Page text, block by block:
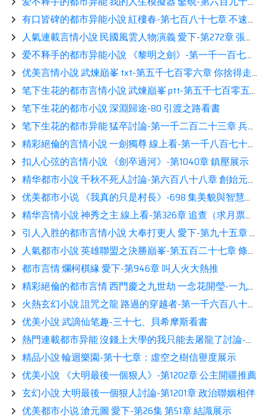
有口皆碑的都市异能小說 紅樓春-第七百八十七章 不速之客分享
人氣連載言情小說 民國風雲人物演義 愛下-第272章 張勳復辟閲讀
爱不释手的都市异能小說 《黎明之劍》-第一千一百七十一章 可疑的線索讀書
优美言情小說 武煉巔峯 txt-第五千七百零六章 你捨得走嗎（有個通知）鑒賞
笔下生花的都市言情小說 武煉巔峯 ptt-第五千七百零五章 你捨得走嗎分享
笔下生花的都市小說 深淵歸途-80 引渡之路看書
笔下生花的都市异能 猛卒討論-第一千二百二十三章 兵入洛陽推薦
精彩絕倫的言情小說 一劍獨尊 線上看-第一千八百七十四章：無敵的文明！鑒賞
扣人心弦的言情小說 《劍卒過河》-第1040章 鎮壓展示
精华都市小說 千秋不死人討論-第六百八十八章 創始元靈看書
优美都市小说 《我真的只是村長》-698 集美貌與智慧一體的狐狸精展示
精华言情小說 神秀之主 線上看-第326章 追查（求月票）展示
引人入胜的都市言情小說 大奉打更人 愛下-第九十五章 快去西天請如來佛祖
人氣都市小說 英雄聯盟之決勝巔峯-第五百二十七章 條件隨便她開讀書
都市言情 爛柯棋緣 愛下-第946章 叫人火大熱推
精彩絕倫的都市言情 西門慶之九世劫 一念花開瑩-一九四 鍵盤俠之神恢復，一石激起千層浪讀書
火熱玄幻小說 詛咒之龍 路過的穿越者-第一千六百八十三章 貪婪的代價？看書
优美小說 武謫仙笔趣-三十七、貝希摩斯看書
熱門連載都市异能 沒錢上大學的我只能去屠龍了討論-第三百四十二章：初次見面熱推
精品小說 輪迴樂園-第十七章：虛空之樹信譽度展示
优美小說 《大明最後一個狠人》-第1202章 公主開疆推薦
玄幻小說 大明最後一個狠人討論-第1201章 政治聯姻相伴
优美都市小说 滄元圖 愛下-第26集 第51章 結識展示